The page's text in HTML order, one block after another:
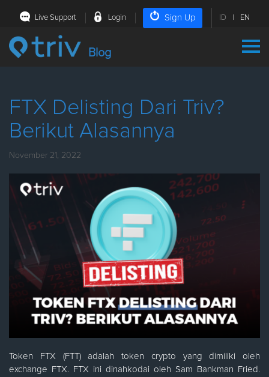
Live Support Login Sign Up ID EN
Blog
FTX Delisting Dari Triv?
Berikut Alasannya
November 21, 2022
Token FTX (FTT) adalah token crypto yang dimiliki oleh
exchange FTX. FTX ini dinahkodai oleh Sam Bankman Fried.